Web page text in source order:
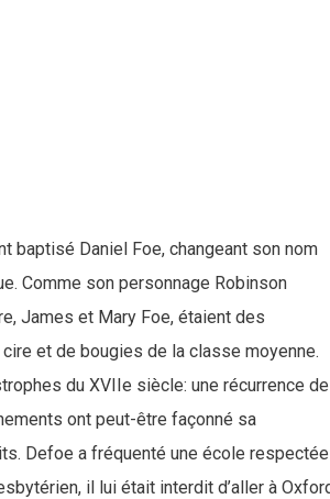
baptisé Daniel Foe, changeant son nom
Comme son personnage Robinson
James et Mary Foe, étaient des
et de bougies de la classe moyenne.
du XVIIe siècle: une récurrence de
ont peut-être façonné sa
Defoe a fréquenté une école respectée
il lui était interdit d’aller à